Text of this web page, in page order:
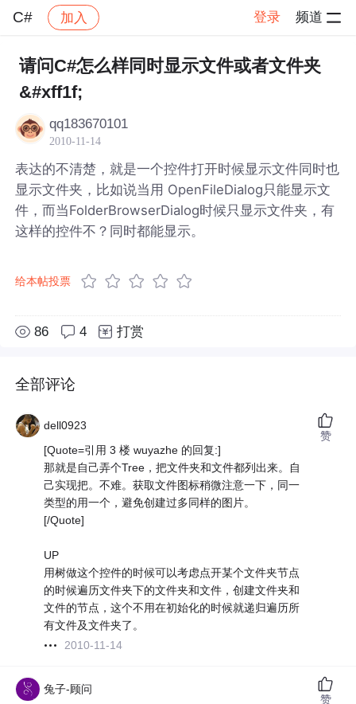
C# 加入 登录 频道
社区 C# 帖子详情
请问C#怎么样同时显示文件或者文件夹
&#xff1f;
qq183670101
2010-11-14
表达的不清楚，就是一个控件打开时候显示文件同时也
显示文件夹，比如说当用 OpenFileDialog只能显示文
件，而当FolderBrowserDialog时候只显示文件夹，有
这样的控件不？同时都能显示。
给本帖投票
86 4 打赏
全部评论
dell0923
[Quote=引用 3 楼 wuyazhe 的回复:]
那就是自己弄个Tree，把文件夹和文件都列出来。自
己实现把。不难。获取文件图标稍微注意一下，同一
类型的用一个，避免创建过多同样的图片。
[/Quote]
UP
用树做这个控件的时候可以考虑点开某个文件夹节点
的时候遍历文件夹下的文件夹和文件，创建文件夹和
文件的节点，这个不用在初始化的时候就递归遍历所
有文件及文件夹了。
2010-11-14
赞
兔子-顾问
赞